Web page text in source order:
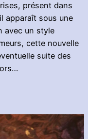
présent dans
apparaît sous une
avec un style
cette nouvelle
suite des